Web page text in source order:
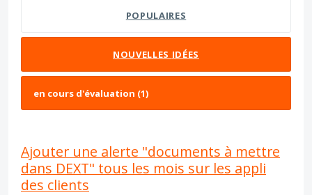
POPULAIRES
NOUVELLES IDÉES
Ajouter une alerte "documents à mettre
dans DEXT" tous les mois sur les appli
des clients